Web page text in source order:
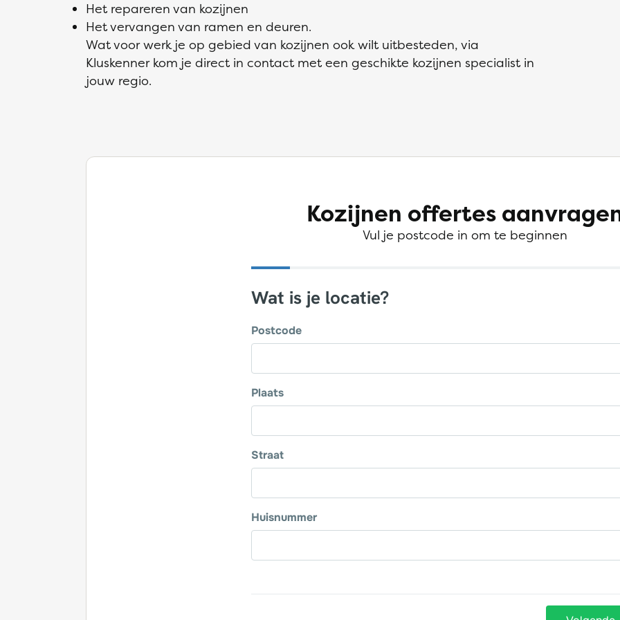
Het repareren van kozijnen
Het vervangen van ramen en deuren.
Wat voor werk je op gebied van kozijnen ook wilt uitbesteden, via
Kluskenner kom je direct in contact met een geschikte kozijnen specialist in
jouw regio.
Kozijnen offertes
Vul je postcode in om te beginnen